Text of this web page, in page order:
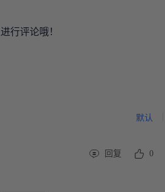
行评论哦！
默认
回复 0